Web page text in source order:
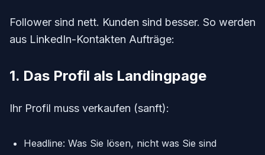
Follower sind nett. Kunden sind besser. So werden
aus LinkedIn-Kontakten Aufträge:
1. Das Profil als Landingpage
Ihr Profil muss verkaufen (sanft):
Headline: Was Sie lösen, nicht was Sie sind